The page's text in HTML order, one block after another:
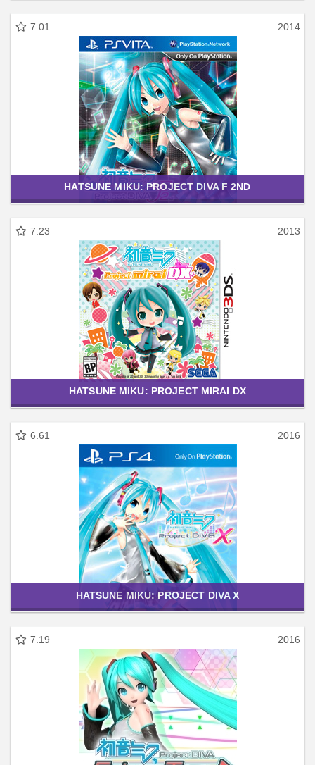
7.01 2014
HATSUNE MIKU: PROJECT DIVA F 2ND
7.23 2013
HATSUNE MIKU: PROJECT MIRAI DX
6.61 2016
HATSUNE MIKU: PROJECT DIVA X
7.19 2016